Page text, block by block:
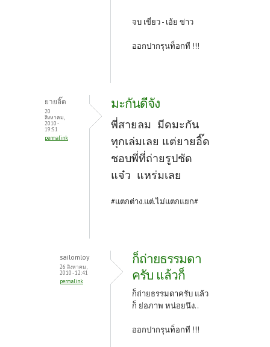
จบ เขี่ยว - เอ้ย ข่าว
ออกปากรุนท็อกที !!!
ยายอิ๊ด
20
สิงหาคม,
2010 -
19:51
permalink
มะกันดีจัง
พี่สายลม มีดมะกัน
ทุกเล่มเลย แต่ยายอิ๊ด
ชอบพี่ที่ถ่ายรูปชัด
แจ๋ว แหร่มเลย
#แตกต่าง.แต่.ไม่แตกแยก#
sailomloy
26 สิงหาคม,
2010 - 12:41
permalink
ก็ถ่ายธรรมดา
ครับ แล้วก็
ก็ถ่ายธรรมดาครับ แล้ว
ก็ ย่อภาพ หน่อยนึง..
ออกปากรุนท็อกที !!!